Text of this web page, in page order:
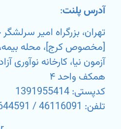
آدرس پلنت:
تهران، بزرگراه امیر
[مخصوص کرج]، محله
همکف واحد ۴
کدپستی: 1391955414
تلفن: 46116091 / 09999644591